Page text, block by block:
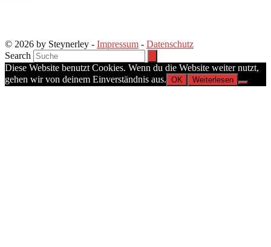
© 2026 by Steynerley - Impressum - Datenschutz
Search
Diese Website benutzt Cookies. Wenn du die Website weiter nutzt,
gehen wir von deinem Einverständnis aus. OK Weiterlesen